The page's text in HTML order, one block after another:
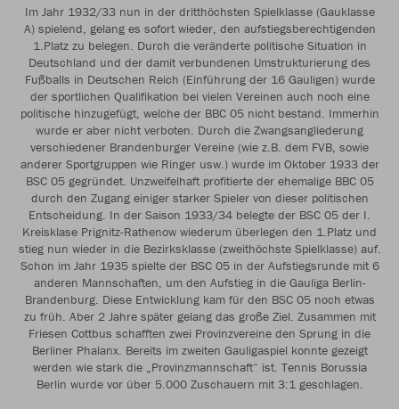
Im Jahr 1932/33 nun in der dritthöchsten Spielklasse (Gauklasse
A) spielend, gelang es sofort wieder, den aufstiegsberechtigenden
1.Platz zu belegen. Durch die veränderte politische Situation in
Deutschland und der damit verbundenen Umstrukturierung des
Fußballs in Deutschen Reich (Einführung der 16 Gauligen) wurde
der sportlichen Qualifikation bei vielen Vereinen auch noch eine
politische hinzugefügt, welche der BBC 05 nicht bestand. Immerhin
wurde er aber nicht verboten. Durch die Zwangsangliederung
verschiedener Brandenburger Vereine (wie z.B. dem FVB, sowie
anderer Sportgruppen wie Ringer usw.) wurde im Oktober 1933 der
BSC 05 gegründet. Unzweifelhaft profitierte der ehemalige BBC 05
durch den Zugang einiger starker Spieler von dieser politischen
Entscheidung. In der Saison 1933/34 belegte der BSC 05 der I.
Kreisklase Prignitz-Rathenow wiederum überlegen den 1.Platz und
stieg nun wieder in die Bezirksklasse (zweithöchste Spielklasse) auf.
Schon im Jahr 1935 spielte der BSC 05 in der Aufstiegsrunde mit 6
anderen Mannschaften, um den Aufstieg in die Gauliga Berlin-
Brandenburg. Diese Entwicklung kam für den BSC 05 noch etwas
zu früh. Aber 2 Jahre später gelang das große Ziel. Zusammen mit
Friesen Cottbus schafften zwei Provinzvereine den Sprung in die
Berliner Phalanx. Bereits im zweiten Gauligaspiel konnte gezeigt
werden wie stark die „Provinzmannschaft“ ist. Tennis Borussia
Berlin wurde vor über 5.000 Zuschauern mit 3:1 geschlagen.